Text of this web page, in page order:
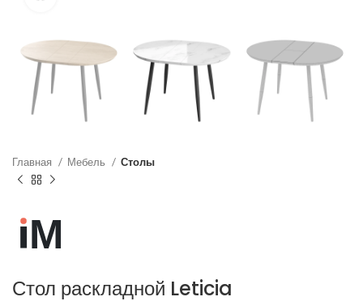
Главная Мебель Столы
Стол раскладной Leticia